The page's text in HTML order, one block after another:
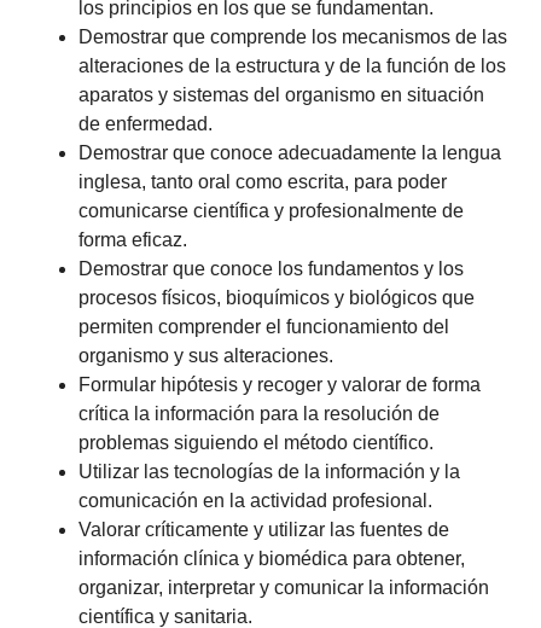
los principios en los que se fundamentan.
Demostrar que comprende los mecanismos de las
alteraciones de la estructura y de la función de los
aparatos y sistemas del organismo en situación
de enfermedad.
Demostrar que conoce adecuadamente la lengua
inglesa, tanto oral como escrita, para poder
comunicarse científica y profesionalmente de
forma eficaz.
Demostrar que conoce los fundamentos y los
procesos físicos, bioquímicos y biológicos que
permiten comprender el funcionamiento del
organismo y sus alteraciones.
Formular hipótesis y recoger y valorar de forma
crítica la información para la resolución de
problemas siguiendo el método científico.
Utilizar las tecnologías de la información y la
comunicación en la actividad profesional.
Valorar críticamente y utilizar las fuentes de
información clínica y biomédica para obtener,
organizar, interpretar y comunicar la información
científica y sanitaria.